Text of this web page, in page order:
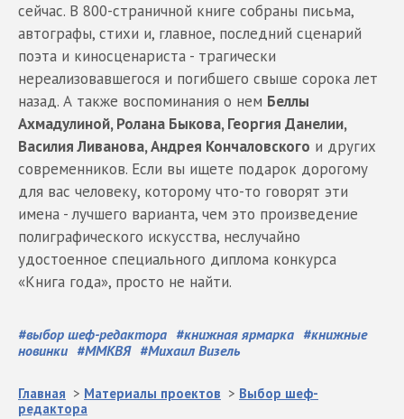
сейчас. В 800-страничной книге собраны письма,
автографы, стихи и, главное, последний сценарий
поэта и киносценариста - трагически
нереализовавшегося и погибшего свыше сорока лет
назад. А также воспоминания о нем Беллы
Ахмадулиной, Ролана Быкова, Георгия Данелии,
Василия Ливанова, Андрея Кончаловского и других
современников. Если вы ищете подарок дорогому
для вас человеку, которому что-то говорят эти
имена - лучшего варианта, чем это произведение
полиграфического искусства, неслучайно
удостоенное специального диплома конкурса
«Книга года», просто не найти.
#выбор шеф-редактора #книжная ярмарка #книжные
новинки #ММКВЯ #Михаил Визель
Главная > Материалы проектов > Выбор шеф-
редактора